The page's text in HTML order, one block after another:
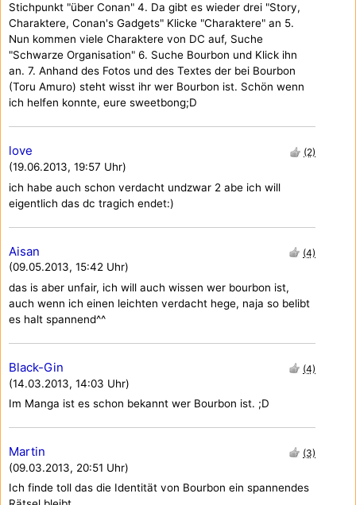
Stichpunkt "über Conan" 4. Da gibt es wieder drei "Story,
Charaktere, Conan's Gadgets" Klicke "Charaktere" an 5.
Nun kommen viele Charaktere von DC auf, Suche
"Schwarze Organisation" 6. Suche Bourbon und Klick ihn
an. 7. Anhand des Fotos und des Textes der bei Bourbon
(Toru Amuro) steht wisst ihr wer Bourbon ist. Schön wenn
ich helfen konnte, eure sweetbong;D
love
(19.06.2013, 19:57 Uhr)
(2)
ich habe auch schon verdacht undzwar 2 abe ich will
eigentlich das dc tragich endet:)
Aisan
(09.05.2013, 15:42 Uhr)
(4)
das is aber unfair, ich will auch wissen wer bourbon ist,
auch wenn ich einen leichten verdacht hege, naja so belibt
es halt spannend^^
Black-Gin
(14.03.2013, 14:03 Uhr)
(4)
Im Manga ist es schon bekannt wer Bourbon ist. ;D
Martin
(09.03.2013, 20:51 Uhr)
(3)
Ich finde toll das die Identität von Bourbon ein spannendes